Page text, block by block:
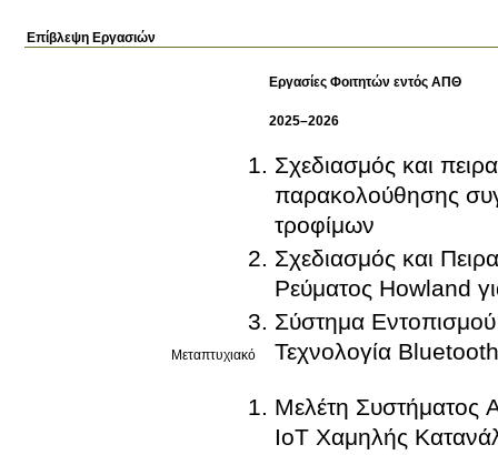
Επίβλεψη Εργασιών
Εργασίες Φοιτητών εντός ΑΠΘ
2025–2026
Μεταπτυχιακό
Σχεδιασμός και
παρακολούθησης
τροφίμων
Σχεδιασμός και
Ρεύματος Howland
Σύστημα
Τεχνολογία
Μελέτη Συστήματος
IoT Χαμηλής